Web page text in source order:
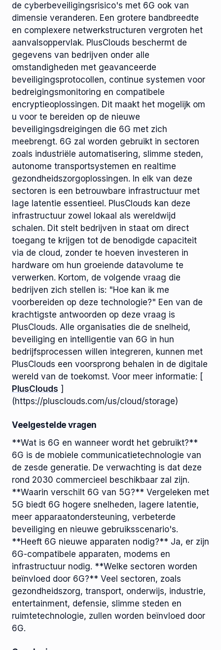
de cyberbeveiligingsrisico's met 6G ook van
dimensie veranderen. Een grotere bandbreedte
en complexere netwerkstructuren vergroten het
aanvalsoppervlak. PlusClouds beschermt de
gegevens van bedrijven onder alle
omstandigheden met geavanceerde
beveiligingsprotocollen, continue systemen voor
bedreigingsmonitoring en compatibele
encryptieoplossingen. Dit maakt het mogelijk om
u voor te bereiden op de nieuwe
beveiligingsdreigingen die 6G met zich
meebrengt. 6G zal worden gebruikt in sectoren
zoals industriële automatisering, slimme steden,
autonome transportsystemen en realtime
gezondheidszorgoplossingen. In elk van deze
sectoren is een betrouwbare infrastructuur met
lage latentie essentieel. PlusClouds kan deze
infrastructuur zowel lokaal als wereldwijd
schalen. Dit stelt bedrijven in staat om direct
toegang te krijgen tot de benodigde capaciteit
via de cloud, zonder te hoeven investeren in
hardware om hun groeiende datavolume te
verwerken. Kortom, de volgende vraag die
bedrijven zich stellen is: "Hoe kan ik me
voorbereiden op deze technologie?" Een van de
krachtigste antwoorden op deze vraag is
PlusClouds. Alle organisaties die de snelheid,
beveiliging en intelligentie van 6G in hun
bedrijfsprocessen willen integreren, kunnen met
PlusClouds een voorsprong behalen in de digitale
wereld van de toekomst. Voor meer informatie: [
PlusClouds ]
(https://plusclouds.com/us/cloud/storage)
Veelgestelde vragen
**Wat is 6G en wanneer wordt het gebruikt?**
6G is de mobiele communicatietechnologie van
de zesde generatie. De verwachting is dat deze
rond 2030 commercieel beschikbaar zal zijn.
**Waarin verschilt 6G van 5G?** Vergeleken met
5G biedt 6G hogere snelheden, lagere latentie,
meer apparaatondersteuning, verbeterde
beveiliging en nieuwe gebruiksscenario's.
**Heeft 6G nieuwe apparaten nodig?** Ja, er zijn
6G-compatibele apparaten, modems en
infrastructuur nodig. **Welke sectoren worden
beïnvloed door 6G?** Veel sectoren, zoals
gezondheidszorg, transport, onderwijs, industrie,
entertainment, defensie, slimme steden en
ruimtetechnologie, zullen worden beïnvloed door
6G.